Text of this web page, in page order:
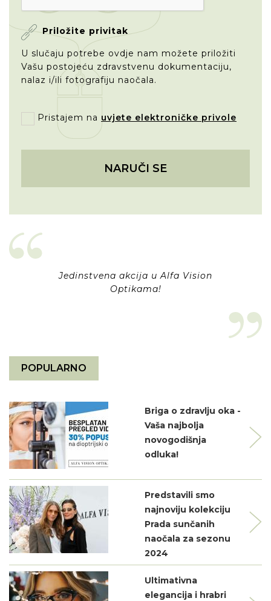
Priložite privitak
U slučaju potrebe ovdje nam možete priložiti
Vašu postojeću zdravstvenu dokumentaciju,
nalaz i/ili fotografiju naočala.
Pristajem na uvjete elektroničke privole
NARUČI SE
Jedinstvena akcija u Alfa Vision
Optikama!
POPULARNO
Briga o zdravlju oka -
Vaša najbolja
novogodišnja
odluka!
Predstavili smo
najnoviju kolekciju
Prada sunčanih
naočala za sezonu
2024
Ultimativna
elegancija i hrabri